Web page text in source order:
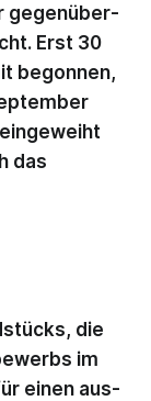
gegen­über­
Erst 30
begonnen,
das
die
im
einen aus­